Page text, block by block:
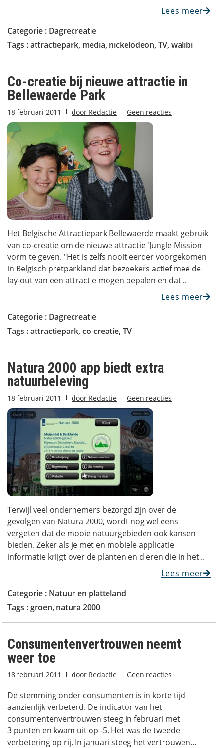
Lees meer
Categorie : Dagrecreatie
Tags :attractiepark, media, nickelodeon, TV, walibi
Co-creatie bij nieuwe attractie in
Bellewaerde Park
18 februari 2011 door Redactie Geen reacties
Het Belgische Attractiepark Bellewaerde maakt gebruik
van co-creatie om de nieuwe attractie 'Jungle Mission
vorm te geven. "Het is zelfs nooit eerder voorgekomen
in Belgisch pretparkland dat bezoekers actief mee de
lay-out van een attractie mogen bepalen en dat...
Lees meer
Categorie : Dagrecreatie
Tags :attractiepark, co-creatie, TV
Natura 2000 app biedt extra
natuurbeleving
18 februari 2011 door Redactie Geen reacties
Terwijl veel ondernemers bezorgd zijn over de
gevolgen van Natura 2000, wordt nog wel eens
vergeten dat de mooie natuurgebieden ook kansen
bieden. Zeker als je met en mobiele applicatie
informatie krijgt over de planten en dieren die in het...
Lees meer
Categorie : Natuur en platteland
Tags :groen, natura 2000
Consumentenvertrouwen neemt
weer toe
18 februari 2011 door Redactie Geen reacties
De stemming onder consumenten is in korte tijd
aanzienlijk verbeterd. De indicator van het
consumentenvertrouwen steeg in februari met
3 punten en kwam uit op -5. Het was de tweede
verbetering op rij. In januari steeg het vertrouwen...